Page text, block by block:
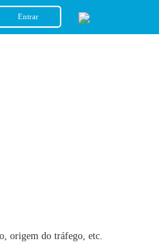
Entrar
origem do tráfego, etc.